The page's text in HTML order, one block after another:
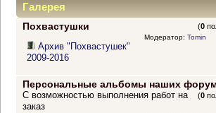
Галерея
Похвастушки (0
Архив "Похвастушек"
2009-2016
Модератор: Tomin
Персональные альбомы наших
(0
С возможностью выполнения работ на
заказ